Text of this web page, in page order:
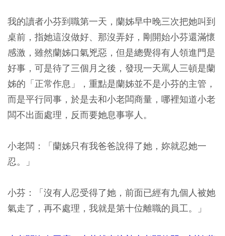
我的讀者小芬到職第一天，蘭姊早中晚三次把她叫到
桌前，指她這沒做好、那沒弄好，剛開始小芬還滿懷
感激，雖然蘭姊口氣兇惡，但是總覺得有人領進門是
好事，可是待了三個月之後，發現一天罵人三頓是蘭
姊的「正常作息」，重點是蘭姊並不是小芬的主管，
而是平行同事，於是去和小老闆商量，哪裡知道小老
闆不出面處理，反而要她息事寧人。
小老闆：「蘭姊只有我爸爸說得了她，妳就忍她一
忍。」
小芬：「沒有人忍受得了她，前面已經有九個人被她
氣走了，再不處理，我就是第十位離職的員工。」